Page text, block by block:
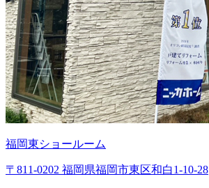
福岡東ショールーム
〒811-0202 福岡県福岡市東区和白1-10-28